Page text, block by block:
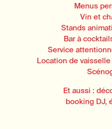
Menus
Vin et
Stands
Bar à
Service
Location de
Et aussi :
booking DJ,